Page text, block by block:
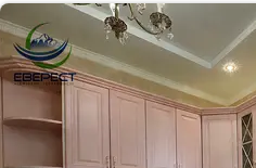
інфраструктура: школи, садочки,
інше. Помешкання вже готове для